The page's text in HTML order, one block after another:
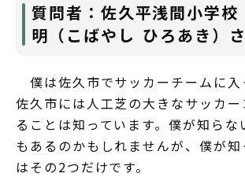
質問者：佐久平浅間小学
明（こばやし ひろあき）
僕は佐久市でサッカーチームに入
佐久市には人工芝の大きなサッカ
ることは知っています。僕が知らな
もあるのかもしれませんが、僕が知
はその2つだけです。